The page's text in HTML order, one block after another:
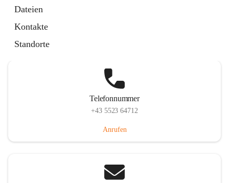
Dateien
Kontakte
Standorte
Telefonnummer
+43 5523 64712
Anrufen